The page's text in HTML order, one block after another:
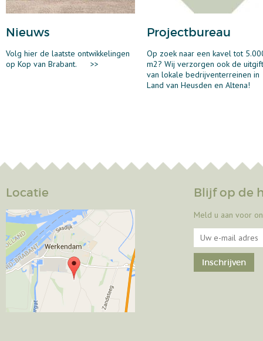
Nieuws
Volg hier de laatste ontwikkelingen
op Kop van Brabant.
>>
Projectbureau
Op zoek naar een kavel tot
m2? Wij verzorgen ook de
van lokale bedrijventerreinen in
Land van Heusden en Altena!
Locatie Blijf op de
Meld u aan voor